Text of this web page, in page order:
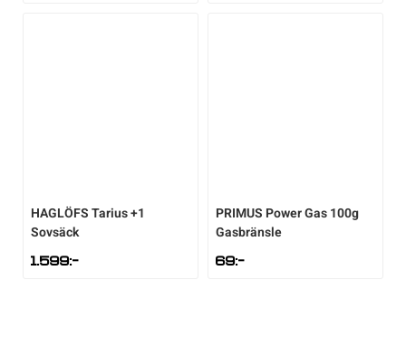
HAGLÖFSTarius +1
Sovsäck
1.599:-
PRIMUS Power Gas 100g
Gasbränsle
69:-